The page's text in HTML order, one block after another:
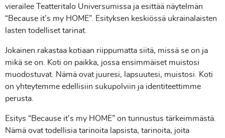
vierailee Teatteritalo Universumissa ja esittää näytelmän
“Because it’s my HOME”. Esityksen keskiössä ukrainalaisten
lasten todelliset tarinat.
Jokainen rakastaa kotiaan riippumatta siitä, missä se on ja
mikä se on. Koti on paikka, jossa ensimmäiset muistosi
muodostuvat. Nämä ovat juuresi, lapsuutesi, muistosi. Koti
on yhteytemme edellisiin sukupolviin ja identiteettimme
perusta.
Esitys “Because it’s my HOME” on tunnustus tärkeimmästä.
Nämä ovat todellisia tarinoita lapsista, tarinoita, joita